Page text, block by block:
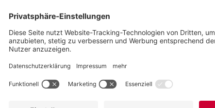
Der Einlassstutzen ist, wie auch
Optionen
Fixed frame